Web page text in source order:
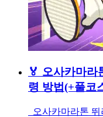
🏅 오사카마라
령 방법(+풀코
오사카마라톤 뛰